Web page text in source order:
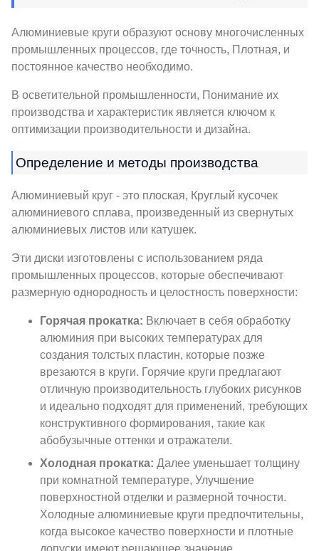
Алюминиевые круги образуют основу многочисленных
промышленных процессов, где точность, Плотная, и
постоянное качество необходимо.
В осветительной промышленности, Понимание их
производства и характеристик является ключом к
оптимизации производительности и дизайна.
Определение и методы производства
Алюминиевый круг - это плоская, Круглый кусочек
алюминиевого сплава, произведенный из свернутых
алюминиевых листов или катушек.
Эти диски изготовлены с использованием ряда
промышленных процессов, которые обеспечивают
размерную однородность и целостность поверхности:
Горячая прокатка: Включает в себя обработку
алюминия при высоких температурах для
создания толстых пластин, которые позже
врезаются в круги. Горячие круги предлагают
отличную производительность глубоких рисунков
и идеально подходят для применений, требующих
конструктивного формирования, такие как
абобузычные оттенки и отражатели.
Холодная прокатка: Далее уменьшает толщину
при комнатной температуре, Улучшение
поверхностной отделки и размерной точности.
Холодные алюминиевые круги предпочтительны,
когда высокое качество поверхности и плотные